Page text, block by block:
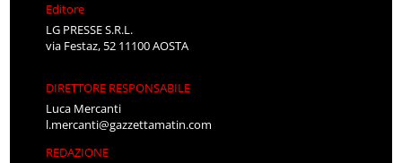
Editore
LG PRESSE S.R.L.
via Festaz, 52 11100 AOSTA
DIRETTORE RESPONSABILE
Luca Mercanti
l.mercanti@gazzettamatin.com
REDAZIONE